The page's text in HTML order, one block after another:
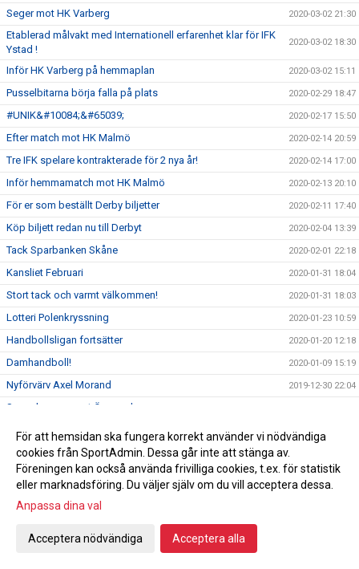
Seger mot HK Varberg 2020-03-02 21:30
Etablerad målvakt med Internationell erfarenhet klar för IFK
Ystad !
2020-03-02 18:30
Inför HK Varberg på hemmaplan 2020-03-02 15:11
Pusselbitarna börja falla på plats 2020-02-29 18:47
#UNIK&#10084;&#65039; 2020-02-17 15:50
Efter match mot HK Malmö 2020-02-14 20:59
Tre IFK spelare kontrakterade för 2 nya år! 2020-02-14 17:00
Inför hemmamatch mot HK Malmö 2020-02-13 20:10
För er som beställt Derby biljetter 2020-02-11 17:40
Köp biljett redan nu till Derbyt 2020-02-04 13:39
Tack Sparbanken Skåne 2020-02-01 22:18
Kansliet Februari 2020-01-31 18:04
Stort tack och varmt välkommen! 2020-01-31 18:03
Lotteri Polenkryssning 2020-01-23 10:59
Handbollsligan fortsätter 2020-01-20 12:18
Damhandboll! 2020-01-09 15:19
Nyförvärv Axel Morand 2019-12-30 22:04
Seger hemma mot Önnered
Inför Önnered på hemmaplan 2019-12-27 00:35
God jul & Gott nytt år
Vinst mot Sävehof 2019-12-18 22:16
En julhälsning från en utav våra sponsorer
För att hemsidan ska fungera korrekt använder vi nödvändiga
cookies från SportAdmin. Dessa går inte att stänga av.
Föreningen kan också använda frivilliga cookies, t.ex. för statistik
eller marknadsföring. Du väljer själv om du vill acceptera dessa.
Anpassa dina val
Acceptera nödvändiga Acceptera alla